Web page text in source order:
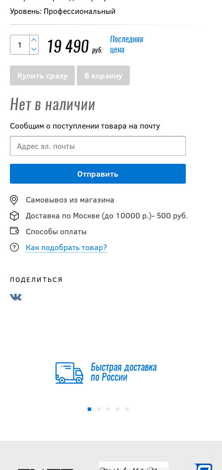
Уровень: Профессиональный
19 490 руб.
Последняя
цена
Купить сразу В корзину
Нет в наличии
Сообщим о поступлении товара на почту
Самовывоз из магазина
Доставка по Москве (до 10000 р.)- 500 руб.
Способы оплаты
Как подобрать товар?
ПОДЕЛИТЬСЯ
Быстрая доставка
по России